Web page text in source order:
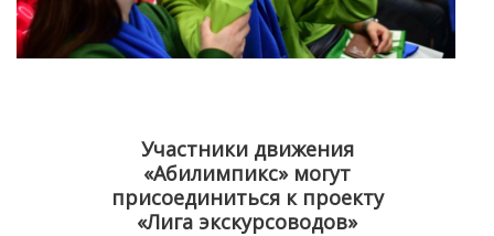
Участники движения
«Абилимпикс» могут
присоединиться к проекту
«Лига экскурсоводов»